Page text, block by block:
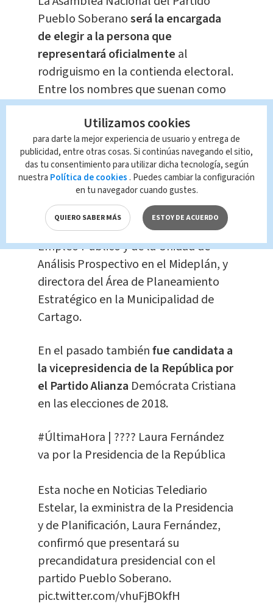
Pueblo Soberanoserá la encargada
de elegir a la persona que
representará oficialmente al
rodriguismo en la contienda electoral.
Entre los nombres que suenan como
posibles precandidatos también
figuran Francisco Gamboa, Ana
Catalina Muller y Osvaldo Artavia.
Fernández, además de su experiencia
como ministra, ha ocupado cargos
relevantes en la función pública.
Fuejefa de la Secretaría Sectorialde
Empleo Público y de la Unidad de
Análisis Prospectivo en el Mideplán, y
directora del Área de Planeamiento
Estratégico en la Municipalidad de
Cartago.
En el pasado tambiénfue candidata a
la vicepresidencia de la República por
el Partido Alianza Demócrata Cristiana
en las elecciones de 2018.
#ÚltimaHora | ???? Laura Fernández
va por la Presidencia de la República
Esta noche en Noticias Telediario
Estelar, la exministra de la Presidencia
y de Planificación, Laura Fernández,
confirmó que presentará su
precandidatura presidencial con el
partido Pueblo Soberano.
pic.twitter.com/vhuFjBOkfH
Utilizamos cookies
para darte la mejor experiencia de usuario y entrega de
publicidad, entre otras cosas. Si continúas navegando el sitio,
das tu consentimiento para utilizar dicha tecnología, según
nuestra Política de cookies . Puedes cambiar la configuración
en tu navegador cuando gustes.
QUIERO SABER MÁS ESTOY DE ACUERDO